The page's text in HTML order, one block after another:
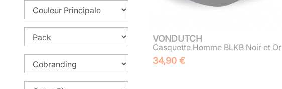
VONDUTCH
Casquette Homme BLKB Noir et Or
34,90 €